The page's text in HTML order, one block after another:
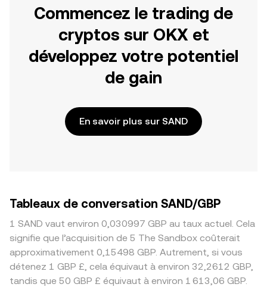
Commencez le trading de
cryptos sur OKX et
développez votre potentiel
de gain
En savoir plus sur SAND
Tableaux de conversation SAND/GBP
1 SAND vaut environ 0,030997 GBP au taux actuel. Cela
signifie que l’acquisition de 5 The Sandbox coûterait
approximativement 0,15498 GBP. Autrement, si vous
détenez 1 GBP £, cela équivaut à environ 32,2612 GBP,
tandis que 50 GBP £ équivaut à environ 1 613,06 GBP.